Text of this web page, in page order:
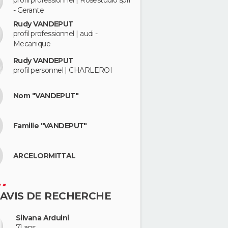
- Gerante
Rudy VANDEPUT
profil professionnel | audi -
Mecanique
Rudy VANDEPUT
profil personnel | CHARLEROI
Nom "VANDEPUT"
Famille "VANDEPUT"
ARCELORMITTAL
DE RECHERCHE
Silvana Arduini